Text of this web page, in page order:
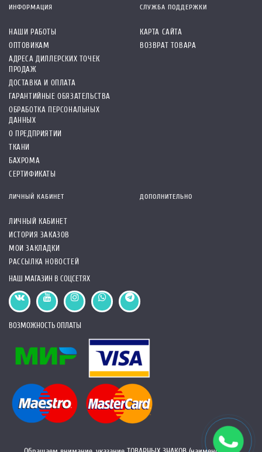
ИНФОРМАЦИЯ
НАШИ РАБОТЫ
ОПТОВИКАМ
АДРЕСА ДИЛЛЕРСКИХ ТОЧЕК
ПРОДАЖ
ДОСТАВКА И ОПЛАТА
ГАРАНТИЙНЫЕ ОБЯЗАТЕЛЬСТВА
ОБРАБОТКА ПЕРСОНАЛЬНЫХ
ДАННЫХ
О ПРЕДПРИЯТИИ
ТКАНИ
БАХРОМА
СЕРТИФИКАТЫ
СЛУЖБА ПОДДЕРЖКИ
КАРТА САЙТА
ВОЗВРАТ ТОВАРА
ЛИЧНЫЙ КАБИНЕТ
ЛИЧНЫЙ КАБИНЕТ
ИСТОРИЯ ЗАКАЗОВ
МОИ ЗАКЛАДКИ
РАССЫЛКА НОВОСТЕЙ
ДОПОЛНИТЕЛЬНО
НАШ МАГАЗИН В СОЦСЕТЯХ
ВОЗМОЖНОСТЬ ОПЛАТЫ